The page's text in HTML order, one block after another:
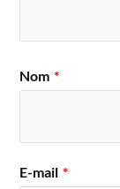
Nom *
E-mail *